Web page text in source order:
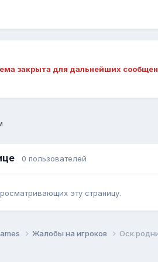
закрыта для дальнейших
0 пользователей
эту страницу.
Жалобы на игроков